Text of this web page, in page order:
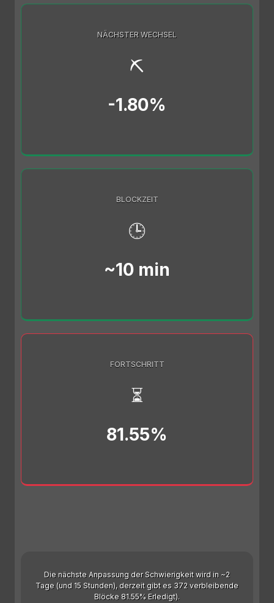
NÄCHSTER WECHSEL
⛏️
-1.80%
BLOCKZEIT
🕒
~10 min
FORTSCHRITT
⏳
81.55%
Die nächste Anpassung der Schwierigkeit wird in ~2
Tage (und 15 Stunden), derzeit gibt es 372 verbleibende
Blöcke 81.55% Erledigt).